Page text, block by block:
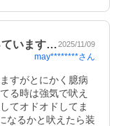
さん）からの注目
ています…2025/11/09
may********さん
すがとにかく臆病
る時は強気で吠え
てオドオドしてま
なるかと吠えたら装